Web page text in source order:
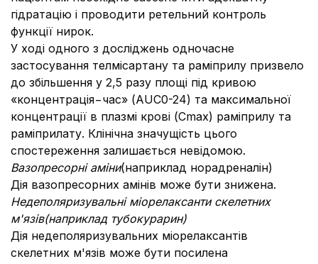
гідратацію і проводити ретельний контроль
функції нирок.
У ході одного з досліджень одночасне
застосування телмісартану та раміприлу призвело
до збільшення у 2,5 разу площі під кривою
«концентрація−час» (AUC0-24) та максимальної
концентрації в плазмі крові (Cmax) раміприлу та
раміприлату. Клінічна значущість цього
спостереження залишається невідомою.
Вазопресорні аміни(наприклад норадреналін)
Дія вазопресорних амінів може бути знижена.
Недеполяризувальні міорелаксанти скелетних
м'язів(наприклад тубокурарин)
Дія недеполяризувальних міорелаксантів
скелетних м'язів може бути посилена